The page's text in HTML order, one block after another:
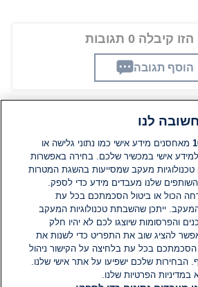
0 תגובות
הוסף תגובה
הראשון להגיב
לנו
מאחסנים מידע אישי כמו נתוני גלישה או
למידע אישי במכשיר שלכם. בחירה באפשרות
מעקב שמסייעות בהשגת המטרות
שלנו מעבדים מידע כדי לספק.
הכול או ביטול הסכמתכם בכל עת
ייתכן שהשבתת טכנולוגיות המעקב
והפרסומות שיוצגו לכם לא יהיו חלק
להציג שוב את התפריט כדי לשנות את
בכל עת בלחיצה על הקישור ניהול
שלכם ישפיעו על אתר אישי שלנו.
הפרטיות שלנו.